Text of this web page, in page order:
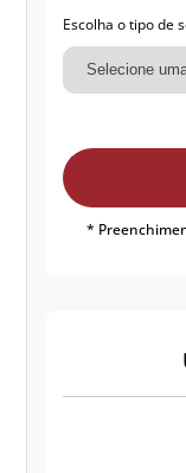
Escolha o tipo de
*